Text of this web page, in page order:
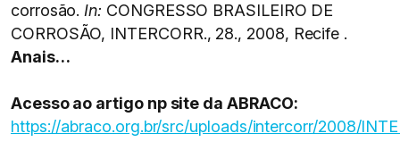
corrosão. In: CONGRESSO BRASILEIRO DE
CORROSÃO, INTERCORR., 28., 2008, Recife .
Anais…
Acesso ao artigo np site da ABRACO:
https://abraco.org.br/src/uploads/intercorr/2008/